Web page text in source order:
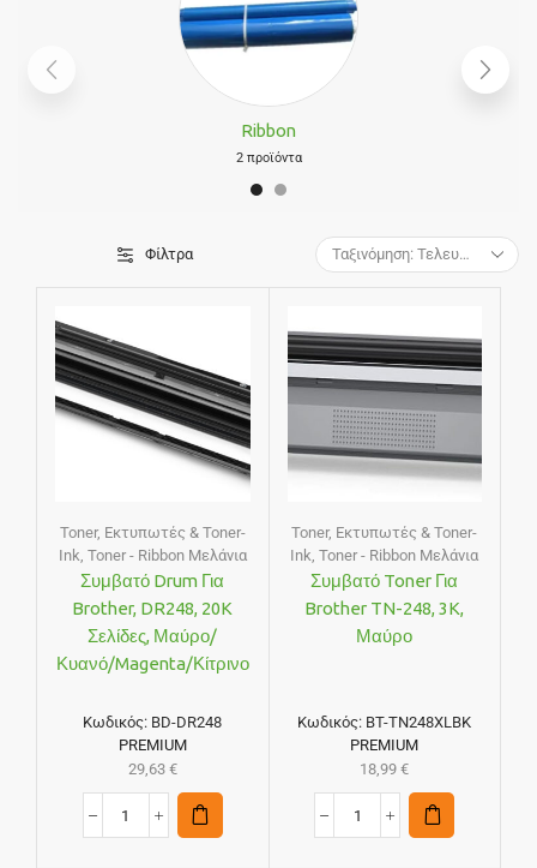
Ribbon
2 προϊόντα
Φίλτρα
Toner, Εκτυπωτές & Toner-
Ink Toner - Ribbon Μελάνια
Συμβατό Drum Για
Brother, DR248, 20K
Σελίδες, Μαύρο/
Κυανό/magenta/κίτρινο
Κωδικός: BD-DR248
PREMIUM
29,63 €
Toner, Εκτυπωτές & Toner-
Ink ,Toner - Ribbon Μελάνια
Συμβατό Toner Για
Brother TN-248, 3K,
Μαύρο
Κωδικός: BT-TN248XLBK
PREMIUM
18,99€